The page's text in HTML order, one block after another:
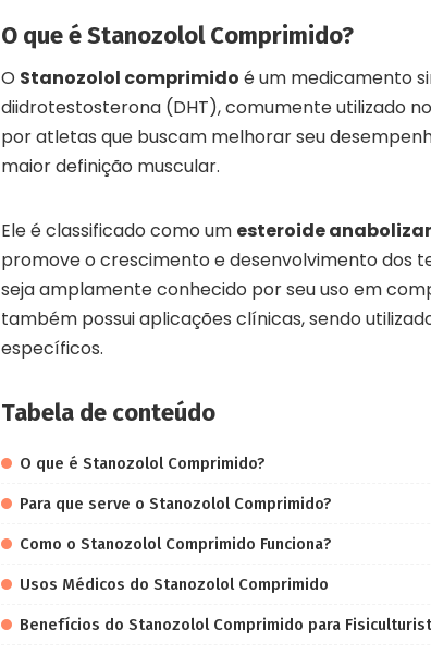
O que é Stanozolol Comprimido?
O Stanozolol comprimido é um medicamento
diidrotestosterona (DHT), comumente utilizado
por atletas que buscam melhorar seu
maior definição muscular.
Ele é classificado como um esteroide
promove o crescimento e desenvolvimento dos
seja amplamente conhecido por seu uso em
também possui aplicações clínicas, sendo
específicos.
Tabela de conteúdo
O que é Stanozolol Comprimido?
Para que serve o Stanozolol Comprimido?
Como o Stanozolol Comprimido Funciona?
Usos Médicos do Stanozolol Comprimido
Benefícios do Stanozolol Comprimido para